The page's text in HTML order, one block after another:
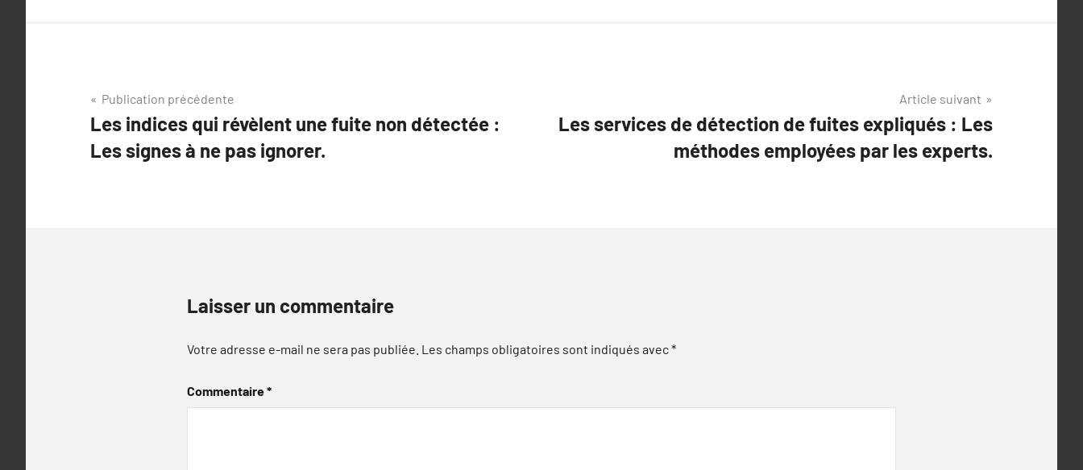
Navigation
de
l’article
Publication précédente
Les indices qui révèlent une fuite non détectée :
Les signes à ne pas ignorer.
Article suivant
Les services de détection de fuites expliqués : Les
méthodes employées par les experts.
Laisser un commentaire
Votre adresse e-mail ne sera pas publiée. Les champs obligatoires sont indiqués avec*
Commentaire*